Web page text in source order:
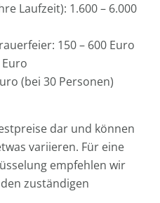
Laufzeit): 1.600 – 6.000
150 – 600 Euro
(bei 30 Personen)
dar und können
variieren. Für eine
empfehlen wir
zuständigen